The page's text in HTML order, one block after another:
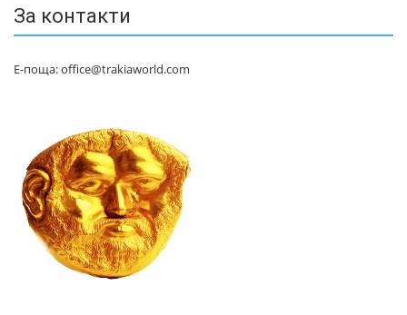
За контакти
Е-поща: office@trakiaworld.com